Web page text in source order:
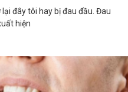
đây tôi hay bị đau đầu. Đau
hiện